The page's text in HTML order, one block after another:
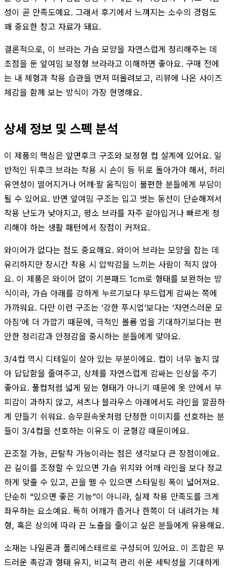
성이 곧 만족도예요. 그래서 후기에서 느껴지는 소수의 경험도
꽤 중요한 참고 자료가 돼요.
결론적으로, 이 브라는 가슴 모양을 자연스럽게 정리해주는 데
초점을 둔 앞여밈 보정형 브라라고 이해하면 좋아요. 구매 전에
는 내 체형과 착용 습관을 먼저 떠올려보고, 리뷰에 나온 사이즈
체감을 함께 보는 방식이 가장 현명해요.
상세 정보 및 스펙 분석
이 제품의 핵심은 앞면후크 구조와 보정형 컵 설계에 있어요. 일
반적인 뒤후크 브라는 착용 시 손이 등 뒤로 돌아가야 해서, 허리
유연성이 떨어지거나 어깨·팔 움직임이 불편한 분들에게 부담이
될 수 있어요. 반면 앞여밈 구조는 입고 벗는 동선이 단순해져서
착용 난도가 낮아지고, 평소 브라를 자주 갈아입거나 빠르게 정
리해야 하는 생활 패턴에서 장점이 커져요.
와이어가 없다는 점도 중요해요. 와이어 브라는 모양을 잡는 데
유리하지만 장시간 착용 시 압박감을 느끼는 사람이 적지 않아
요. 이 제품은 와이어 없이 기본패드 1cm로 형태를 보완하는 방
식이라, 가슴 아래를 강하게 누르기보다 부드럽게 감싸는 쪽에
가까워요. 다만 이런 구조는 ‘강한 푸시업’보다는 ‘자연스러운 모
아짐’에 더 가깝기 때문에, 극적인 볼륨 업을 기대하기보다는 편
안한 정리감과 안정감을 중시하는 분들에게 맞아요.
3/4컵 역시 디테일이 살아 있는 부분이에요. 컵이 너무 높지 않
아 답답함을 줄여주고, 상체를 자연스럽게 감싸는 인상을 주기
좋아요. 풀컵처럼 넓게 덮는 형태가 아니기 때문에 옷 안에서 부
피감이 과하지 않고, 셔츠나 블라우스 아래에서도 라인을 깔끔하
게 만들기 쉬워요. 승무원속옷처럼 단정한 이미지를 선호하는 분
들이 3/4컵을 선호하는 이유도 이 균형감 때문이에요.
끈조절 가능, 끈탈착 가능이라는 점은 생각보다 큰 장점이에요.
끈 길이를 조정할 수 있으면 가슴 위치와 어깨 라인을 보다 정교
하게 맞출 수 있고, 끈을 뗄 수 있으면 스타일링 폭이 넓어져요.
단순히 “있으면 좋은 기능”이 아니라, 실제 착용 만족도를 크게
좌우하는 요소예요. 특히 어깨가 좁거나 한쪽이 더 내려가는 체
형, 혹은 상의에 따라 끈 노출을 줄이고 싶은 분들에게 유용해요.
소재는 나일론과 폴리에스테르로 구성되어 있어요. 이 조합은 부
드러운 촉감과 형태 유지, 비교적 관리 쉬운 세탁성을 기대하게